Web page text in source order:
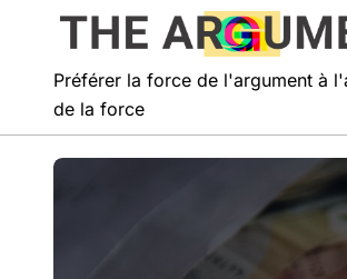
Préférer la force de l'argument à
de la force